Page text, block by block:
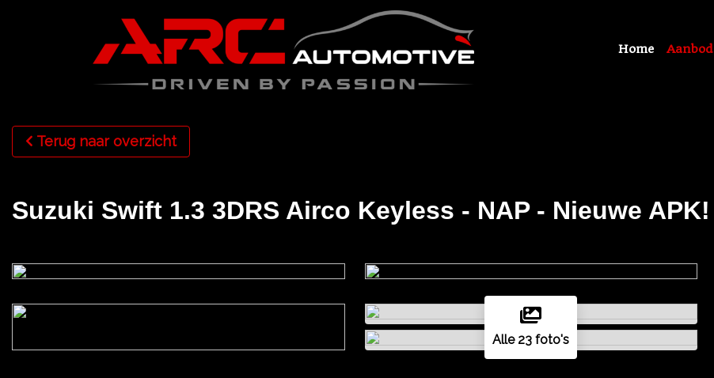
Home Aanbod
Terug naar overzicht
Suzuki Swift 1.3 3DRS Airco Keyless - NAP - Nieuwe APK!
Alle 23 foto's